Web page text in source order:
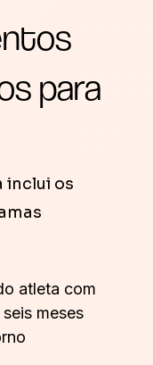
para
inclui os
atleta com
meses